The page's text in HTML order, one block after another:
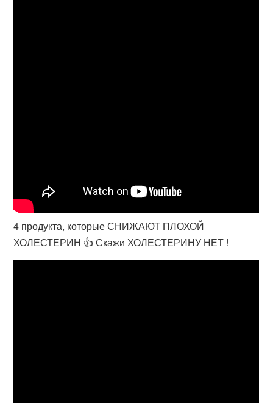
4 продукта, которые СНИЖАЮТ ПЛОХОЙ
ХОЛЕСТЕРИН 👍 Скажи ХОЛЕСТЕРИНУ НЕТ !